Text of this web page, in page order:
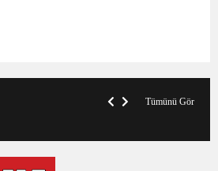
Tümünü Gör